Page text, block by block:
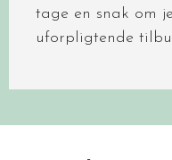
tage en snak om
uforpligtende